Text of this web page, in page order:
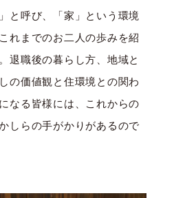
と呼び、「家」という環境
れまでのお二人の歩みを紹
退職後の暮らし方、地域と
の価値観と住環境との関わ
なる皆様には、これからの
しらの手がかりがあるので